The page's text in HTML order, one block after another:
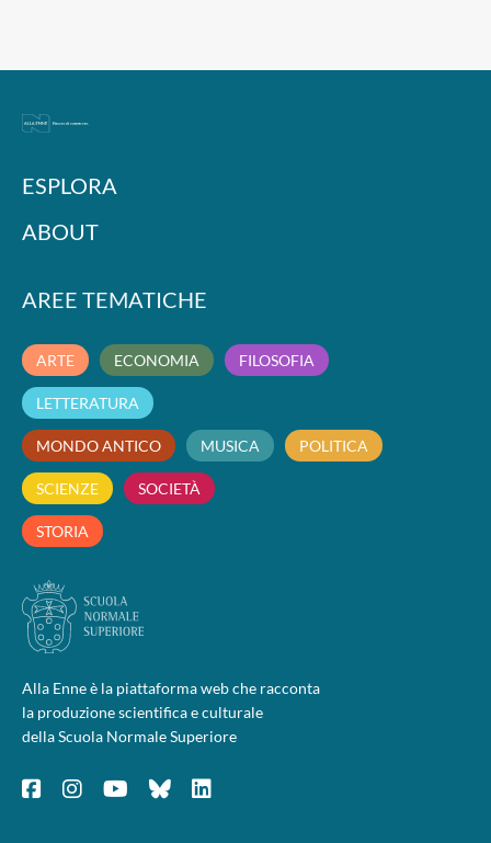
ESPLORA
ABOUT
AREE TEMATICHE
ARTE ECONOMIA FILOSOFIA
LETTERATURA
MONDO ANTICO MUSICA POLITICA
SCIENZE SOCIETÀ
STORIA
Alla Enne è la piattaforma web che racconta
la produzione scientifica e culturale
della Scuola Normale Superiore